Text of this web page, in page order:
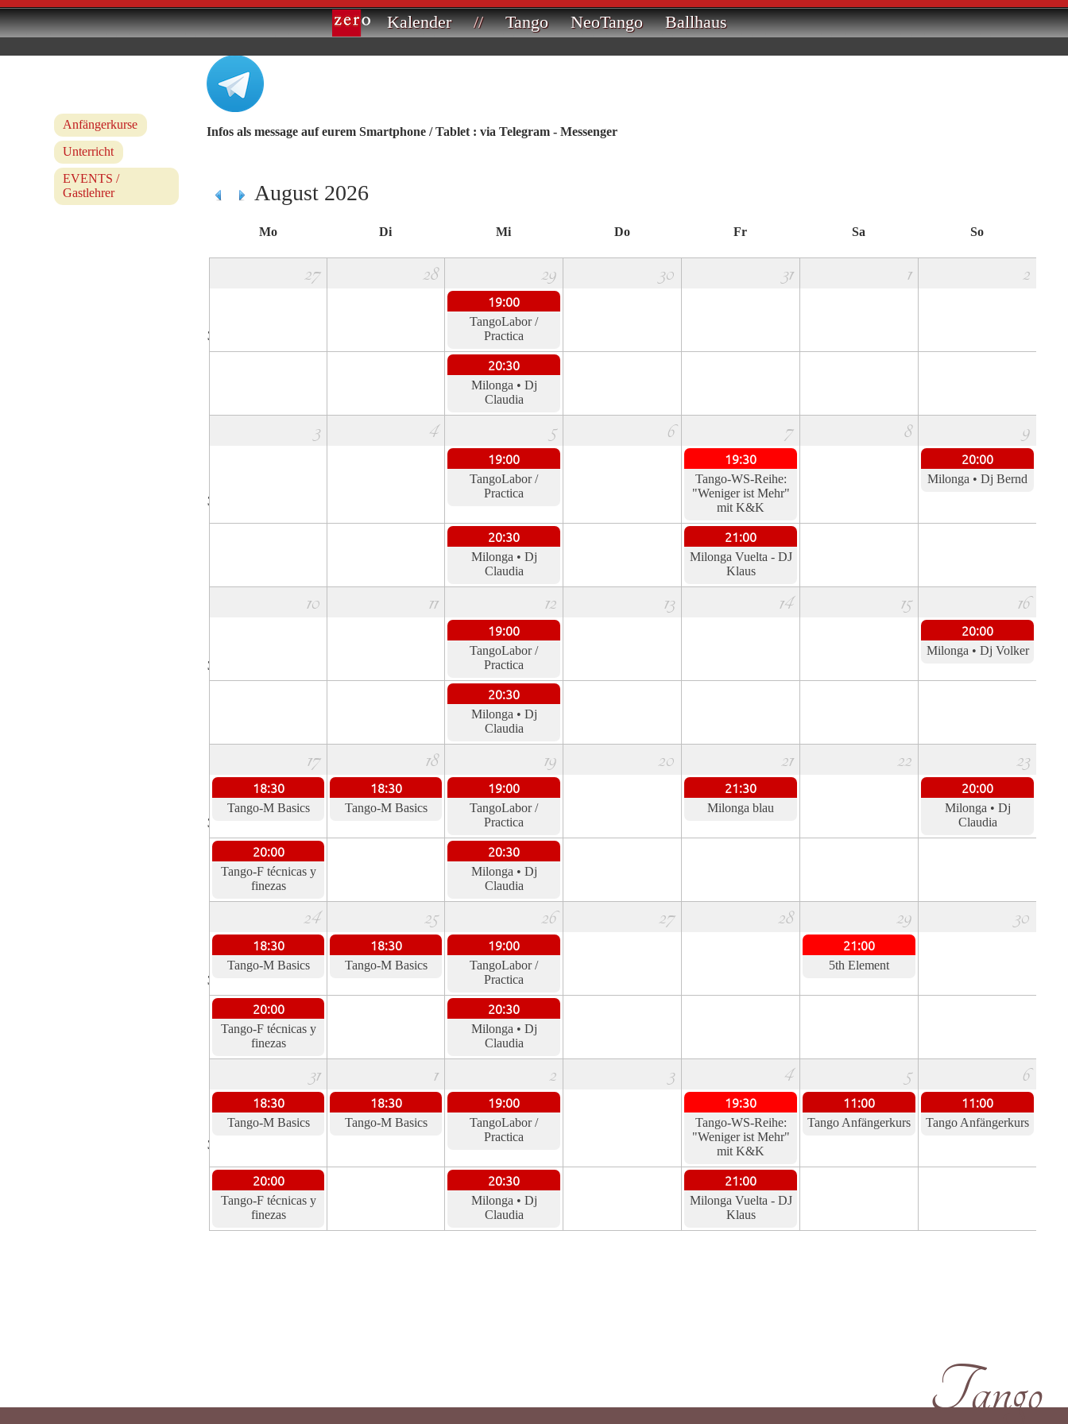
Kalender // Tango NeoTango Ballhaus
Anfängerkurse
Unterricht
EVENTS /
Gastlehrer
Tango
Infos als message auf eurem Smartphone / Tablet : via Telegram - Messenger
August 2026
Mo Di Mi Do Fr Sa So
31
27 28 29 30 31 1 2
19:00
TangoLabor /
Practica
20:30
Milonga • Dj
Claudia
32
3 4 5 6 7 8 9
19:00
TangoLabor /
Practica
19:30
Tango-WS-Reihe:
"Weniger ist Mehr"
mit K&K
20:00
Milonga • Dj Bernd
20:30
Milonga • Dj
Claudia
21:00
Milonga Vuelta - DJ
Klaus
33
10 11 12 13 14 15 16
19:00
TangoLabor /
Practica
20:00
Milonga • Dj Volker
20:30
Milonga • Dj
Claudia
34
17 18 19 20 21 22 23
18:30
Tango-M Basics
18:30
Tango-M Basics
19:00
TangoLabor /
Practica
21:30
Milonga blau
20:00
Milonga • Dj
Claudia
20:00
Tango-F técnicas y
finezas
20:30
Milonga • Dj
Claudia
35
24 25 26 27 28 29 30
18:30
Tango-M Basics
18:30
Tango-M Basics
19:00
TangoLabor /
Practica
21:00
5th Element
20:00
Tango-F técnicas y
finezas
20:30
Milonga • Dj
Claudia
36
31 1 2 3 4 5 6
18:30
Tango-M Basics
18:30
Tango-M Basics
19:00
TangoLabor /
Practica
19:30
Tango-WS-Reihe:
"Weniger ist Mehr"
mit K&K
11:00
Tango Anfängerkurs
11:00
Tango Anfängerkurs
20:00
Tango-F técnicas y
finezas
20:30
Milonga • Dj
Claudia
21:00
Milonga Vuelta - DJ
Klaus